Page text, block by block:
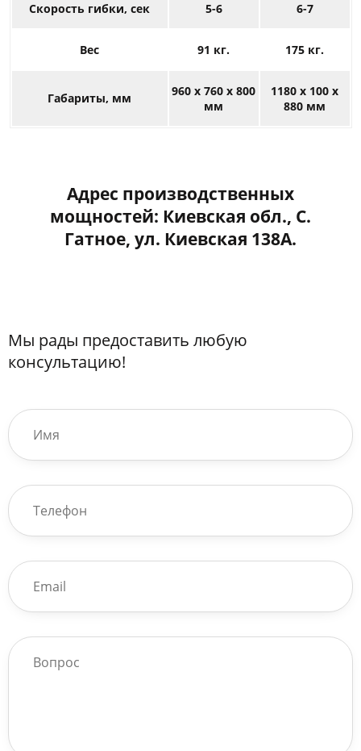
Скорость гибки, сек 5-6 6-7
Вес 91 кг. 175 кг.
Габариты, мм
960 х 760 х 800
мм
1180 х 100 х
880 мм
Адрес производственных
мощностей: Киевская обл., С.
Гатное, ул. Киевская 138А.
Мы рады предоставить любую
консультацию!